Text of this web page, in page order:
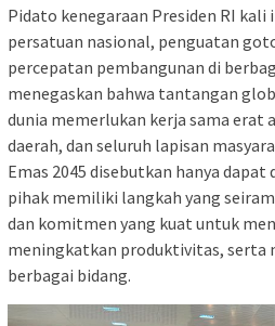
Pidato kenegaraan Presiden RI
persatuan nasional, penguatan
percepatan pembangunan di
menegaskan bahwa tantangan
dunia memerlukan kerja sama erat
daerah, dan seluruh lapisan
Emas 2045 disebutkan hanya dapat
pihak memiliki langkah yang
dan komitmen yang kuat untuk
meningkatkan produktivitas, serta
berbagai bidang.